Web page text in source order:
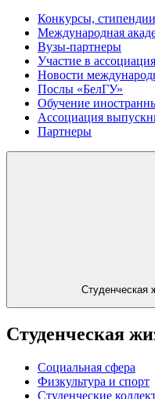
Конкурсы,
Международная
Вузы-партнеры
Участие в
Новости
Послы «БелГУ»
Обучение
Ассоциация
Партнеры
Студенческая
Студенческая
Социальная сфера
Физкультура и спорт
Студенческие